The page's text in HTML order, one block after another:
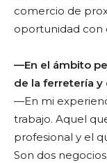
comercio de
oportunidad con
—En el ámbito
de la ferretería y
—En mi
trabajo. Aquel
profesional y el
Son dos